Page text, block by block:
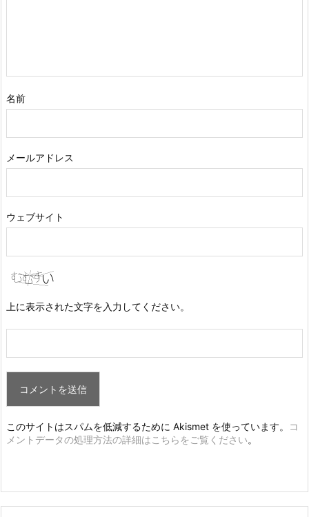
名前
メールアドレス
ウェブサイト
上に表示された文字を入力してください。
このサイトはスパムを低減するために Akismet を使っています。
コ
メントデータの処理方法の詳細はこちらをご覧ください。